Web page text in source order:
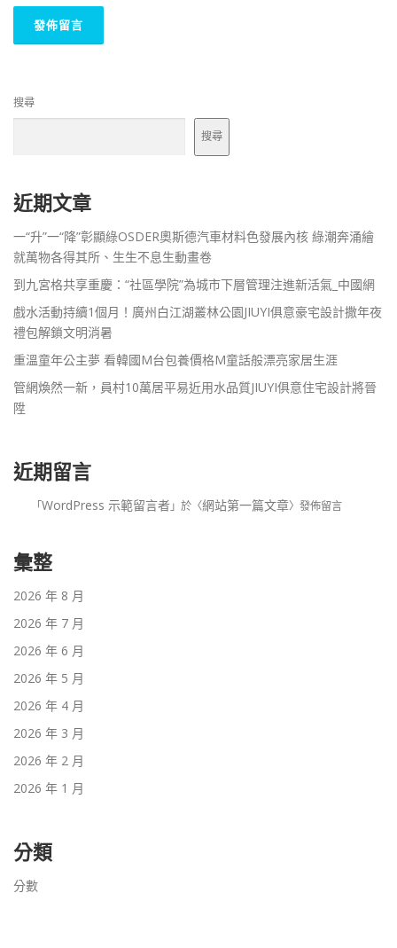
搜尋
搜尋
近期文章
一“升”一“降”彰顯綠OSDER奧斯德汽車材料色發展內核 綠潮奔涌繪
就萬物各得其所、生生不息生動畫卷
到九宮格共享重慶：“社區學院”為城市下層管理注進新活氣_中國網
戲水活動持續1個月！廣州白江湖叢林公園JIUYI俱意豪宅設計撒年夜
禮包解鎖文明消暑
重溫童年公主夢 看韓國M台包養價格M童話般漂亮家居生涯
管網煥然一新，員村10萬居平易近用水品質JIUYI俱意住宅設計將晉
陞
近期留言
「WordPress 示範留言者」於〈網站第一篇文章〉發佈留言
彙整
2026 年 8 月
2026 年 7 月
2026 年 6 月
2026 年 5 月
2026 年 4 月
2026 年 3 月
2026 年 2 月
2026 年 1 月
分類
分數